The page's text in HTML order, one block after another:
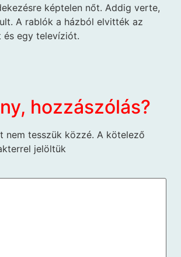
képtelen nőt. Addig verte,
A rablók a házból elvitték az
és egy televíziót.
hozzászólás?
nem tesszük közzé. A kötelező
jelöltük